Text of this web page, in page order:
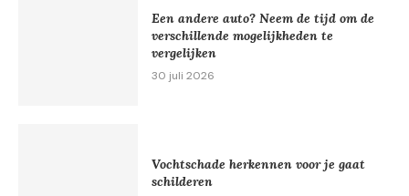
Een andere auto? Neem de tijd om de
verschillende mogelijkheden te
vergelijken
30 juli 2026
Vochtschade herkennen voor je gaat
schilderen